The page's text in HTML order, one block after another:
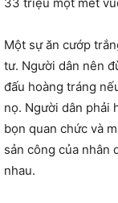
33 triệu một mét
Một sự ăn cướp
tư. Người dân nên
đấu hoàng tráng
nọ. Người dân phải
bọn quan chức và
sản công của nhân
nhau.